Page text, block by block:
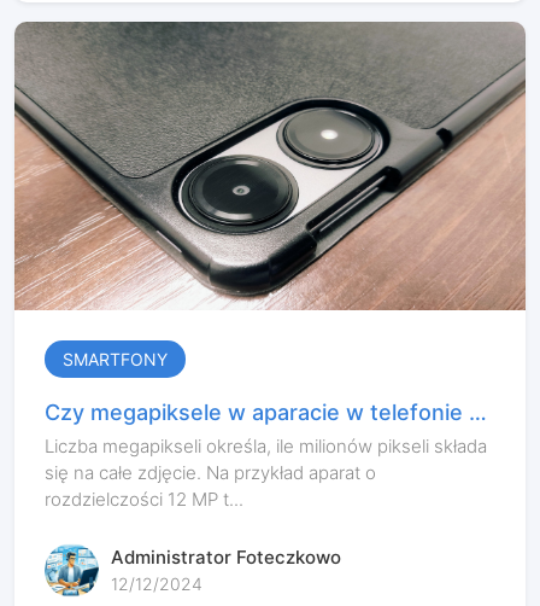
SMARTFONY
Czy megapiksele w aparacie w telefonie są
ważne?
Liczba megapikseli określa, ile milionów pikseli składa
się na całe zdjęcie. Na przykład aparat o
rozdzielczości 12 MP t...
Administrator Foteczkowo
12/12/2024